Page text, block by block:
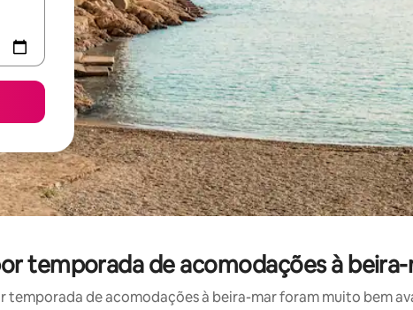
temporada de acomodações à
temporada de acomodações à beira-mar foram muito bem